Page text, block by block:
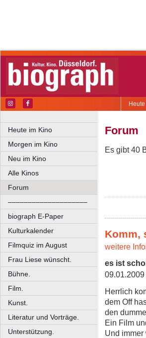
Heute im Kino
Morgen im Kino
Neu im Kino
Alle Kinos
Forum
––––––––––––––––––––
biograph E-Paper
Kulturkalender
Filmquiz im August
Frau Liese wünscht.
Bühne.
Film.
Kunst.
Literatur und Vorträge.
Unterstützung.
Forum
Es gibt 40
Komm,
weitere
es ist
09.01.2009
Herrlich
dem Off
den
Ein Film
Und